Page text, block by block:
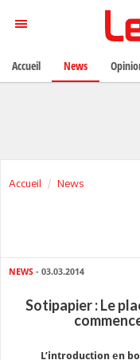
Accueil News
NEWS - 03.03.2014
Sotipapier : Le
L’introduction en
Accueil News